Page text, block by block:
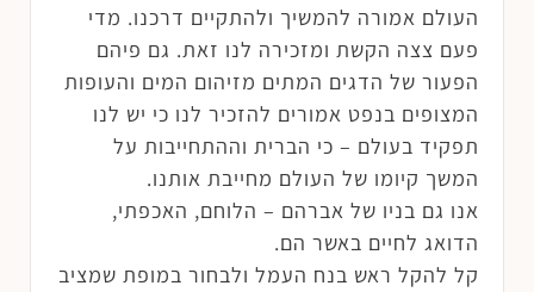
העולם אמורה להמשיך ולהתקיים דרכנו. מדי
פעם צצה הקשת ומזכירה לנו זאת. גם פיהם
הפעור של הדגים המתים מזיהום המים והעופות
המצופים בנפט אמורים להזכיר לנו כי יש לנו
תפקיד בעולם – כי הברית וההתחייבות על
המשך קיומו של העולם מחייבת אותנו.
אנו גם בניו של אברהם – הלוחם, האכפתי,
הדואג לחיים באשר הם.
קל להקל ראש בנח העמל ולבחור במופת שמציב